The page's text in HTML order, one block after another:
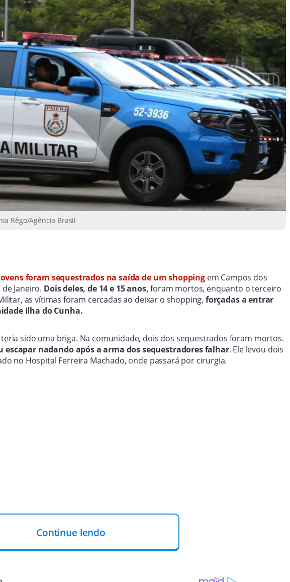
Rêgo/Agência Brasil
foram sequestrados na saída de um shoppingem Campos dos
Janeiro. Dois deles, de 14 e 15 anos,foram mortos, enquanto o terceiro
as vítimas foram cercadas ao deixar o shopping, forçadas a entrar
Ilha do Cunha.
sido uma briga. Na comunidade, dois dos sequestrados foram mortos.
escapar nadando após a arma dos sequestradores falhar. Ele levou dois
no Hospital Ferreira Machado, onde passará por cirurgia.
Continue lendo